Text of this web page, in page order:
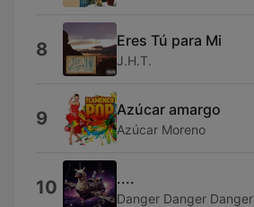
8 Eres Tú para Mi
J.H.T.
9 Azúcar amargo
Azúcar Moreno
10 ....
Danger Danger Danger